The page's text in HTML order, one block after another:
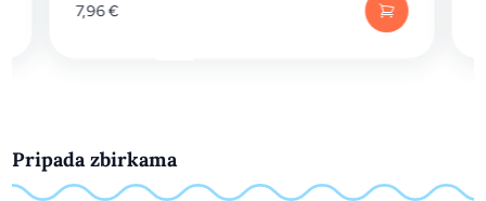
7,96€
Pripada zbirkama